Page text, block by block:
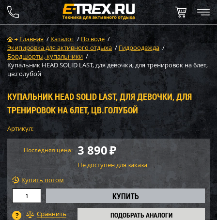
Главная / Каталог / По воде /
Экипировка для активного отдыха / Гидроодежда /
Бордшорты, купальники /
Купальник HEAD SOLID LAST, для девочки, для тренировок на 6лет,
цв.голубой
КУПАЛЬНИК HEAD SOLID LAST, ДЛЯ ДЕВОЧКИ, ДЛЯ
ТРЕНИРОВОК НА 6ЛЕТ, ЦВ.ГОЛУБОЙ
Артикул:
Последняя цена: 3 890₽
Не доступен для заказа
Купить потом
ПОДОБРАТЬ АНАЛОГИ